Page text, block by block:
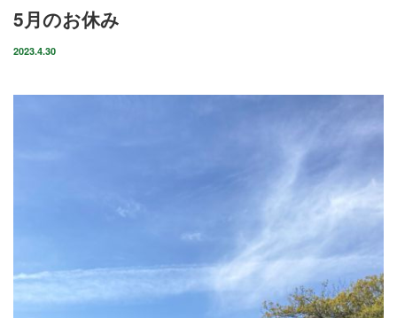
5月のお休み
2023.4.30
2026.4.14
の訪れの心地良い気候と、花冷えの寒さが交差
するような中、この時期としては記録的…
3月の声が聞こえるとすっかり春らしくな
り、明石公園の梅の花も満開で、寒い冬がよう
やく終わりを迎えて穏やかな日が訪れるよ…
2025.12.28
今年もあと数日になりましたね。歳を重ねると一年が過ぎるのが
本当に早く感じますが、忙しい日々が本当に有り難く思います。